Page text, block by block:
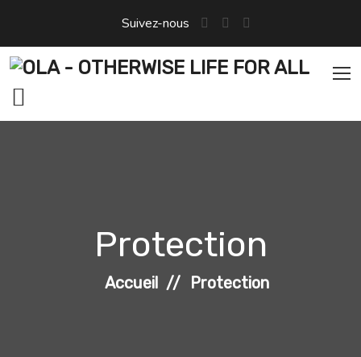
Suivez-nous
Protection
Accueil Protection